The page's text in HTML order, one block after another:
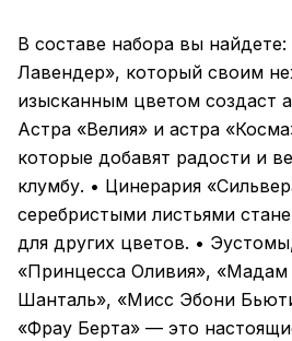
В составе набора вы
Лавендер», который своим
изысканным цветом создаст
Астра «Велия» и астра
которые добавят радости и
клумбу. • Цинерария
серебристыми листьями
для других цветов. •
«Принцесса Оливия»,
Шанталь», «Мисс Эбони
«Фрау Берта» — это